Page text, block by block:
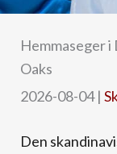
Hemmaseger i
Oaks
2026-08-04|
Den